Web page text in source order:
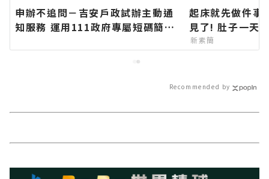
申辦不追問－吉安戶政試辦主動通
知服務 運用111政府專屬短碼簡訊
起床就先做件事
見了! 肚子一天
新素簡
Recommended by